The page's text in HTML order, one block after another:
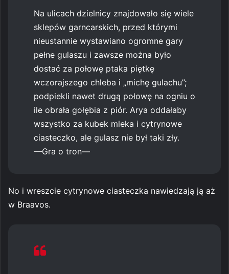
Na ulicach dzielnicy znajdowało się wiele
sklepów garncarskich, przed którymi
nieustannie wystawiano ogromne gary
pełne gulaszu i zawsze można było
dostać za połowę ptaka piętkę
wczorajszego chleba i „michę gulachu”;
podpiekli nawet drugą połowę na ogniu o
ile obrała gołębia z piór. Arya oddałaby
wszystko za kubek mleka i cytrynowe
ciasteczko, ale gulasz nie był taki zły.
—Gra o tron—
No i wreszcie cytrynowe ciasteczka nawiedzają ją aż
w Braavos.